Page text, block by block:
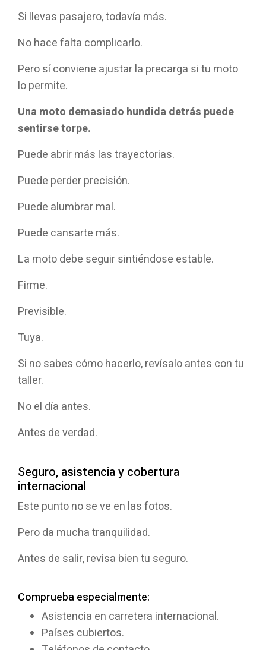
Si llevas pasajero, todavía más.
No hace falta complicarlo.
Pero sí conviene ajustar la precarga si tu moto
lo permite.
Una moto demasiado hundida detrás puede
sentirse torpe.
Puede abrir más las trayectorias.
Puede perder precisión.
Puede alumbrar mal.
Puede cansarte más.
La moto debe seguir sintiéndose estable.
Firme.
Previsible.
Tuya.
Si no sabes cómo hacerlo, revísalo antes con tu
taller.
No el día antes.
Antes de verdad.
Seguro, asistencia y cobertura
internacional
Este punto no se ve en las fotos.
Pero da mucha tranquilidad.
Antes de salir, revisa bien tu seguro.
Comprueba especialmente:
Asistencia en carretera internacional.
Países cubiertos.